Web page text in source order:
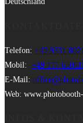
Telefon: +49 9331
Mobil: +49 177
E-Mail:
Web: